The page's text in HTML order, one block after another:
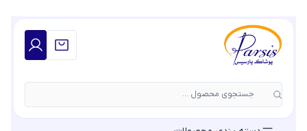
جستجوی محصول ...